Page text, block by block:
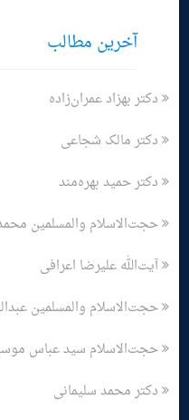
آخرین مطالب
دکتر بهزاد عمران‌زاده
دکتر مالک شجاعی
دکتر حمید بهره‌مند
حجت‌الاسلام والمسلمین
آیت‌الله علیرضا اعرافی
حجت‌الاسلام والمسلمین
حجت‌الاسلام سید عباس
دکتر محمد سلیمانی